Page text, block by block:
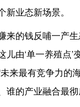
业态新场景。
来的钱反哺一产
由‘单一养殖点’
来最有竞争力的
谁的产业融合最彻